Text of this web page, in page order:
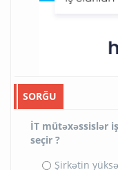
SORĞU
İT mütəxəssislər
seçir ?
Şirkətin